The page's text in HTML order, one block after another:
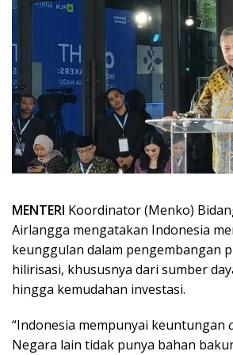
MENTERI Koordinator (Menko)
Airlangga mengatakan Indonesia
keunggulan dalam pengembangan
hilirisasi, khususnya dari sumber
hingga kemudahan investasi.
“Indonesia mempunyai keuntungan
Negara lain tidak punya bahan